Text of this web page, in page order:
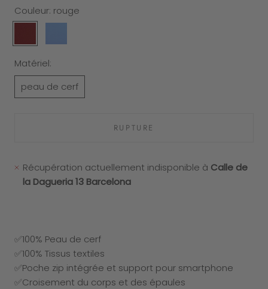
Couleur: rouge
Matériel:
peau de cerf
RUPTURE
Récupération actuellement indisponible à Calle de
la Dagueria 13 Barcelona
✅100% Peau de cerf
✅100% Tissus textiles
✅Poche zip intégrée et support pour smartphone
✅Croisement du corps et des épaules